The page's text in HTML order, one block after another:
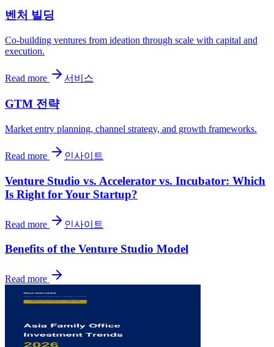
벤처 빌딩
Co-building ventures from ideation through scale with capital and
execution.
Read more 서비스
GTM 전략
Market entry planning, channel strategy, and growth frameworks.
Read more 인사이트
Venture Studio vs. Accelerator vs. Incubator: Which
Is Right for Your Startup?
Read more 인사이트
Benefits of the Venture Studio Model
Read more